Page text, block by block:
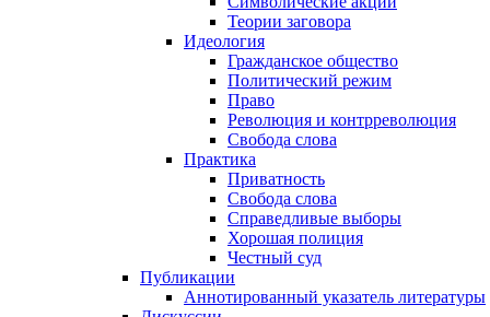
Теории заговора
Идеология
Гражданское общество
Политический режим
Право
Революция и контрреволюция
Свобода слова
Практика
Приватность
Свобода слова
Справедливые выборы
Хорошая полиция
Честный суд
Публикации
Аннотированный указатель литературы